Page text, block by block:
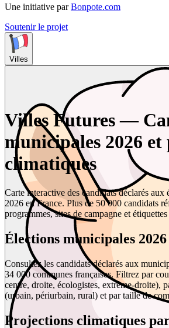
Une initiative par Bonpote.com
Soutenir le projet
Villes
Villes Futures —
municipales 2026
climatiques
Carte interactive des candidats déclarés aux
2026 en France. Plus de 50 000 candidats
programmes, sites de campagne et
Élections municipales 2026
Consultez les candidats déclarés aux
34 000 communes françaises. Filtrez par
centre, droite, écologistes, extrême-droite),
(urbain, périurbain, rural) et par taille de
Projections climatiques